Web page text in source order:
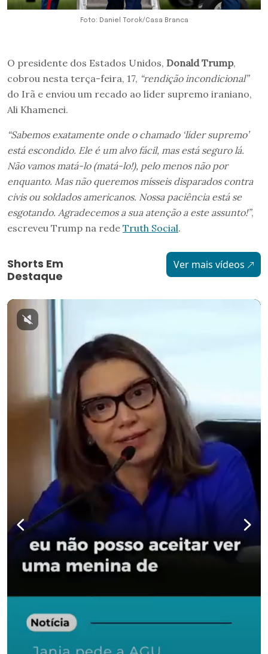
Foto: Daniel Torok/Casa Branca
O presidente dos Estados Unidos, Donald Trump,
cobrou nesta terça-feira, 17, “rendição incondicional”
do Irã e enviou um recado ao líder supremo iraniano,
Ali Khamenei.
“Sabemos exatamente onde o chamado ‘líder supremo’
está escondido. Ele é um alvo fácil, mas está seguro lá.
Não vamos matá-lo (matá-lo!), pelo menos não por
enquanto. Mas não queremos mísseis disparados contra
civis ou soldados americanos. Nossa paciência está se
esgotando. Agradecemos a sua atenção a este assunto!”,
escreveu Trump na rede Truth Social.
Shorts Em
Destaque
Ver mais vídeos